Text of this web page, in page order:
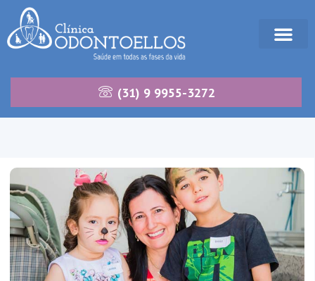
(31) 9 9955-3272